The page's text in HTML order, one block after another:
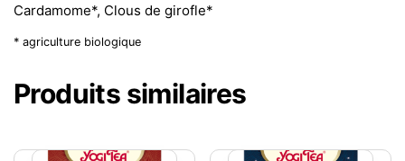
Cardamome*, Clous de girofle*
* agriculture biologique
Produits similaires